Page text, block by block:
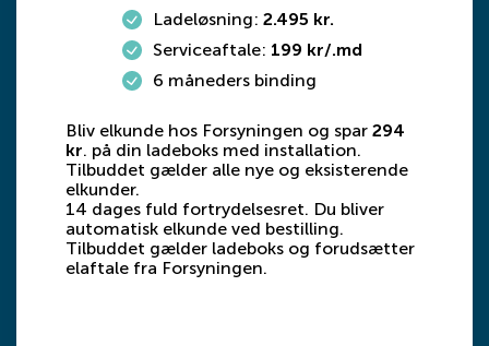
Ladeløsning: 2.495 kr.
Serviceaftale: 199 kr/.md
6 måneders binding
Bliv elkunde hos Forsyningen og spar 294
kr. på din ladeboks med installation.
Tilbuddet gælder alle nye og eksisterende
elkunder.
14 dages fuld fortrydelsesret. Du bliver
automatisk elkunde ved bestilling.
Tilbuddet gælder ladeboks og forudsætter
elaftale fra Forsyningen.